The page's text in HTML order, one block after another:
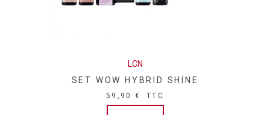
LCN
SET WOW HYBRID SHINE
59,90 € TTC